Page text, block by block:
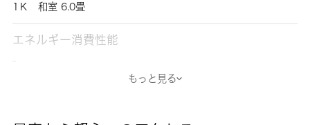
1Ｋ 和室 6.0畳
エネルギー消費性能
-
もっと見る